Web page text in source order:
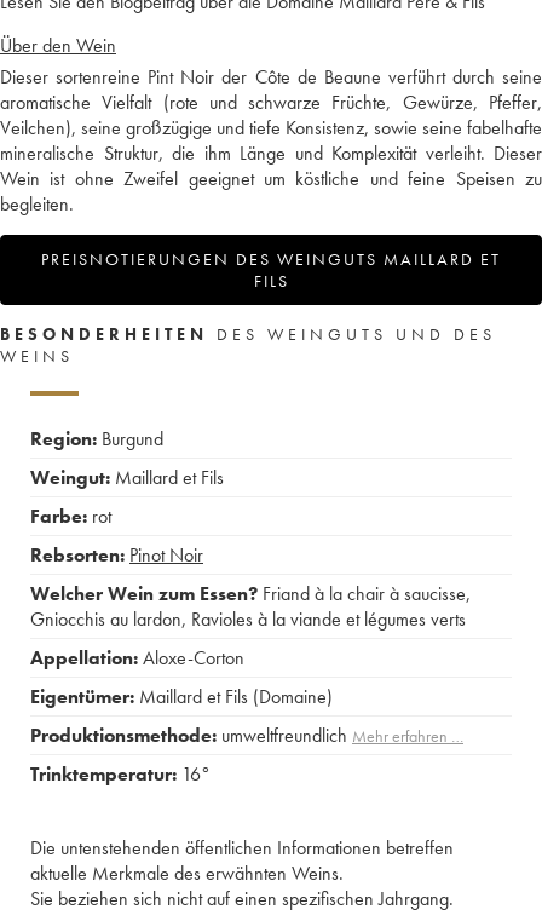
Über den Wein
Dieser sortenreine Pint Noir der Côte de Beaune verführt durch seine
aromatische Vielfalt (rote und schwarze Früchte, Gewürze, Pfeffer,
Veilchen), seine großzügige und tiefe Konsistenz, sowie seine fabelhafte
mineralische Struktur, die ihm Länge und Komplexität verleiht. Dieser
Wein ist ohne Zweifel geeignet um köstliche und feine Speisen zu
begleiten.
PREISNOTIERUNGEN DES WEINGUTS MAILLARD ET
FILS
BESONDERHEITEN
DES WEINGUTS UND DES
WEINS
Region: Burgund
Weingut: Maillard et Fils
Farbe: rot
Rebsorten: Pinot Noir
Welcher Wein zum Essen? Friand à la chair à saucisse,
Gniocchis au lardon, Ravioles à la viande et légumes verts
Appellation:Aloxe-Corton
Eigentümer: Maillard et Fils (Domaine)
Produktionsmethode: umweltfreundlich Mehr erfahren …
Trinktemperatur: 16°
Die untenstehenden öffentlichen Informationen betreffen
aktuelle Merkmale des erwähnten Weins.
Sie beziehen sich nicht auf einen spezifischen Jahrgang.